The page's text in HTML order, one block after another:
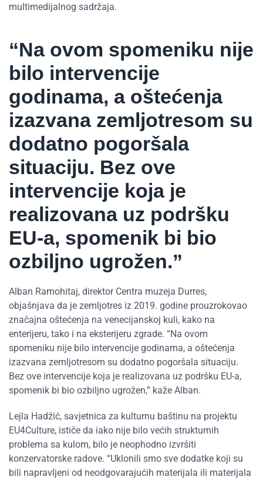
multimedijalnog sadržaja.
“Na ovom spomeniku nije
bilo intervencije
godinama, a oštećenja
izazvana zemljotresom su
dodatno pogoršala
situaciju. Bez ove
intervencije koja je
realizovana uz podršku
EU-a, spomenik bi bio
ozbiljno ugrožen.”
Alban Ramohitaj, direktor Centra muzeja Durres,
objašnjava da je zemljotres iz 2019. godine prouzrokovao
značajna oštećenja na venecijanskoj kuli, kako na
enterijeru, tako i na eksterijeru zgrade. “Na ovom
spomeniku nije bilo intervencije godinama, a oštećenja
izazvana zemljotresom su dodatno pogoršala situaciju.
Bez ove intervencije koja je realizovana uz podršku EU-a,
spomenik bi bio ozbiljno ugrožen,” kaže Alban.
Lejla Hadžić, savjetnica za kulturnu baštinu na projektu
EU4Culture, ističe da iako nije bilo većih strukturnih
problema sa kulom, bilo je neophodno izvršiti
konzervatorske radove. “Uklonili smo sve dodatke koji su
bili napravljeni od neodgovarajućih materijala ili materijala